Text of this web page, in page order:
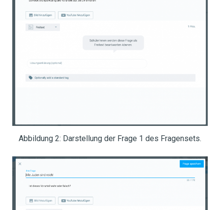
Abbildung 2: Darstellung der Frage 1 des Fragensets.